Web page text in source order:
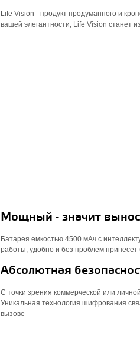
Life Vision - продукт продуманного и
вашей элегантности, Life Vision станет
Мощный - значит
Батарея емкостью 4500 мАч с
работы, удобно и без проблем
Абсолютная
С точки зрения коммерческой или
Уникальная технология шифрования
вызове